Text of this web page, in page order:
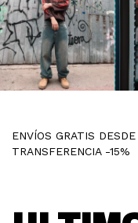
ENVÍOS GRATIS
TRANSFERENCIA -15%